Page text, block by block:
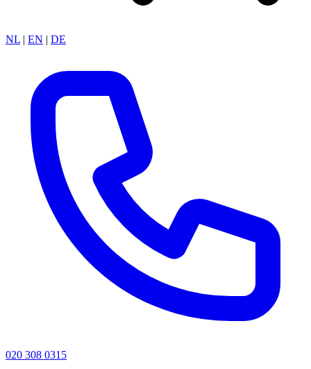
NL | EN | DE
020 308 0315